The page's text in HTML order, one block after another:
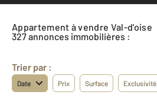
Appartement à vendre Val-d'oise
327 annonces immobilières :
Trier par :
Date Prix Surface Exclusivité